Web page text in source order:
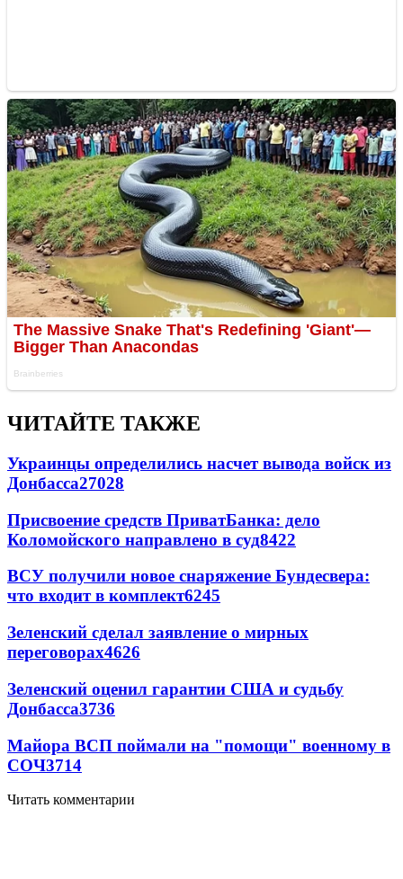
ЧИТАЙТЕ ТАКЖЕ
Украинцы определились насчет вывода войск из
Донбасса27028
Присвоение средств ПриватБанка: дело
Коломойского направлено в суд8422
ВСУ получили новое снаряжение Бундесвера:
что входит в комплект6245
Зеленский сделал заявление о мирных
переговорах4626
Зеленский оценил гарантии США и судьбу
Донбасса3736
Майора ВСП поймали на "помощи" военному в
СОЧ3714
Читать комментарии